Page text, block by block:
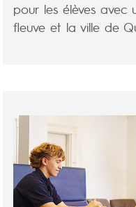
pour les élèves avec
fleuve et la ville de